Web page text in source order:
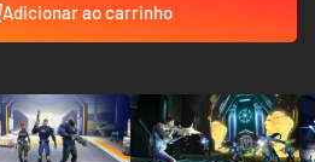
Adicionar ao carrinho